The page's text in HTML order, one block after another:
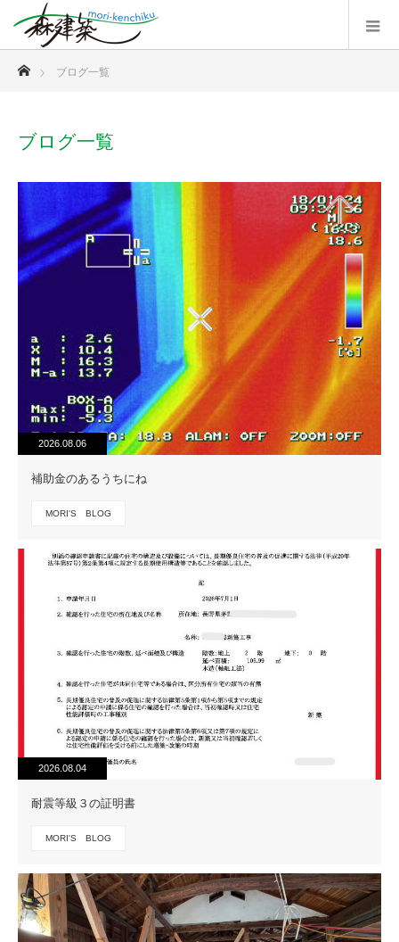
ブログ一覧
ブログ一覧
2026.08.06
補助金のあるうちにね
MORI'S BLOG
2026.08.04
耐震等級３の証明書
MORI'S BLOG